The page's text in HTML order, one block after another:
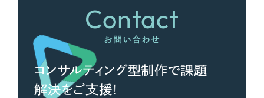
Contact
お問い合わせ
コンサルティング型制作で課題
解決をご支援！